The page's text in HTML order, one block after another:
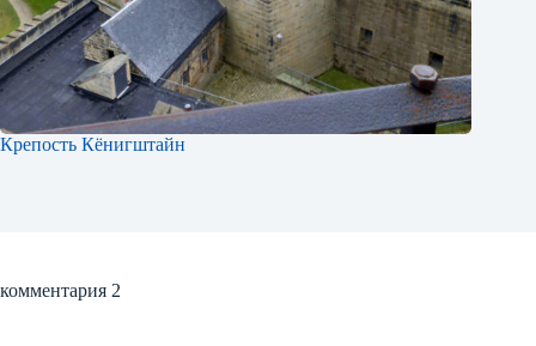
Крепость Кёнигштайн
комментария 2